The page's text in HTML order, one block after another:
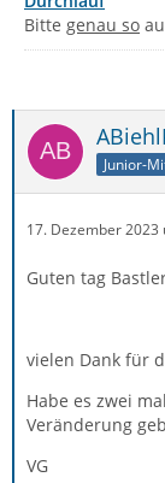
Bitte genau so
Junior-
17. Dezember 2023
Guten tag
vielen Dank für
Habe es zwei
Veränderung
VG